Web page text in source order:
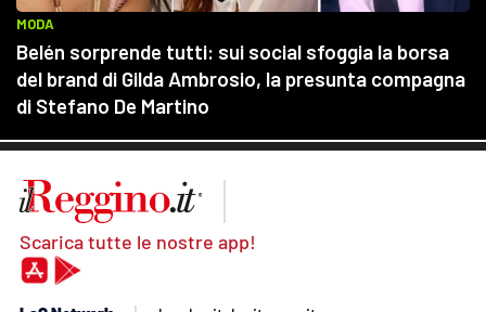
Scarica tutte le nostre app!